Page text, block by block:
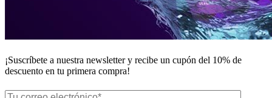
¡Suscríbete a nuestra newsletter y recibe un cupón del 10% de
descuento en tu primera compra!